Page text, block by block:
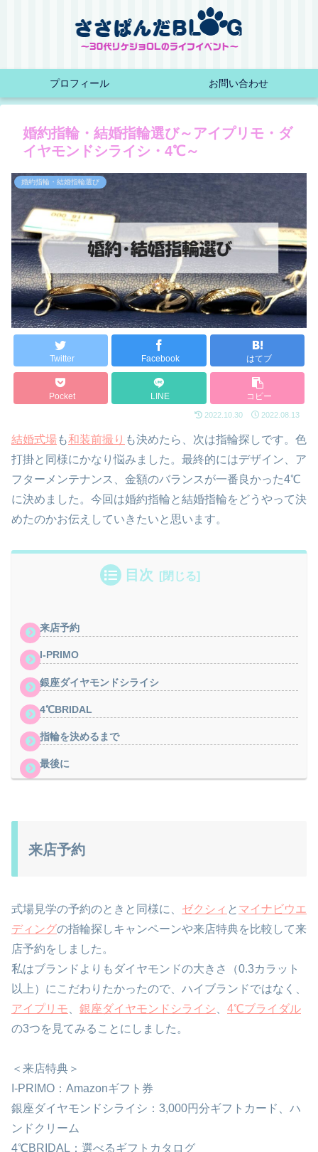
プロフィール お問い合わせ
婚約指輪・結婚指輪選び～アイプリモ・ダ
イヤモンドシライシ・4℃～
婚約指輪・結婚指輪選び
Twitter Facebook はてブ
Pocket LINE コピー
2022.10.30 2022.08.13
結婚式場も和装前撮り も決めたら、次は指輪探しです。色
打掛と同様にかなり悩みました。最終的にはデザイン、ア
フターメンテナンス、金額のバランスが一番良かった4℃
に決めました。今回は婚約指輪と結婚指輪をどうやって決
めたのかお伝えしていきたいと思います。
目次
来店予約
I-PRIMO
銀座ダイヤモンドシライシ
4℃BRIDAL
指輪を決めるまで
最後に
来店予約
式場見学の予約のときと同様に、 ゼクシィ と マイナビウエ
ディングの指輪探しキャンペーンや来店特典を比較して来
店予約をしました。
私はブランドよりもダイヤモンドの大きさ（0.3カラット
以上）にこだわりたかったので、ハイブランドではなく、
アイプリモ
銀座ダイヤモンドシライシ
4℃ブライダル
の3つを見てみることにしました。
＜来店特典＞
I-PRIMO：Amazonギフト券
銀座ダイヤモンドシライシ：3,000円分ギフトカード、ハ
ンドクリーム
4℃BRIDAL：選べるギフトカタログ